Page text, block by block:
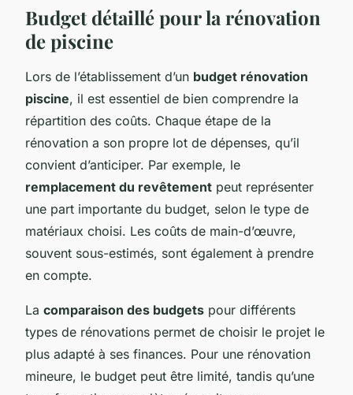
Budget détaillé pour la rénovation
de piscine
Lors de l’établissement d’un budget rénovation
piscine, il est essentiel de bien comprendre la
répartition des coûts. Chaque étape de la
rénovation a son propre lot de dépenses, qu’il
convient d’anticiper. Par exemple, le
remplacement du revêtement peut représenter
une part importante du budget, selon le type de
matériaux choisi. Les coûts de main-d’œuvre,
souvent sous-estimés, sont également à prendre
en compte.
La comparaison des budgets pour différents
types de rénovations permet de choisir le projet le
plus adapté à ses finances. Pour une rénovation
mineure, le budget peut être limité, tandis qu’une